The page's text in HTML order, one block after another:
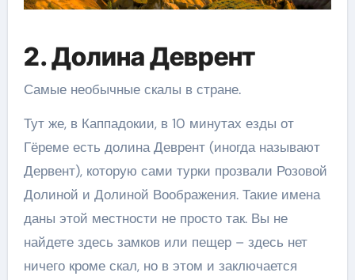
2. Долина Деврент
Самые необычные скалы в стране.
Тут же, в Каппадокии, в 10 минутах езды от
Гёреме есть долина Деврент (иногда называют
Дервент), которую сами турки прозвали Розовой
Долиной и Долиной Воображения. Такие имена
даны этой местности не просто так. Вы не
найдете здесь замков или пещер – здесь нет
ничего кроме скал, но в этом и заключается